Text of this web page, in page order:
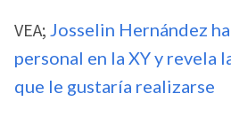
VEA; Josselin Hernández
personal en la XY y revela
que le gustaría realizarse